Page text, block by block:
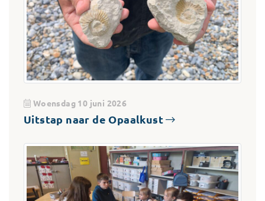
Woensdag 10 juni 2026
Uitstap naar de Opaalkust